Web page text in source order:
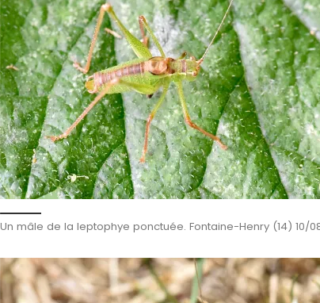
Un mâle de la leptophye ponctuée. Fontaine-Henry (14) 10/